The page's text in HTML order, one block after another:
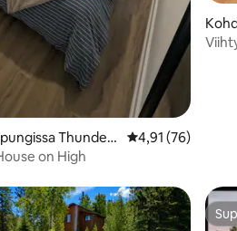
5, 52 arvostelua
Thunder
Keskimääräinen
4,91 (76)
on High
Bay